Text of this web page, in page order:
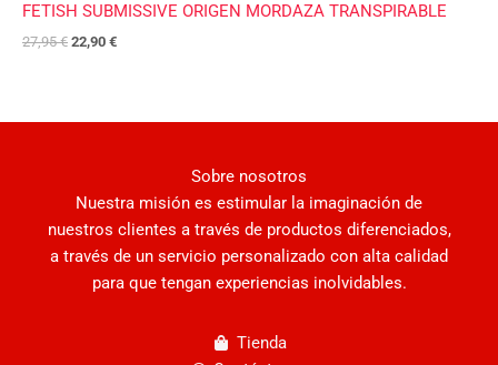
FETISH SUBMISSIVE ORIGEN MORDAZA TRANSPIRABLE
27,95€ 22,90 €
Sobre nosotros
Nuestra misión es estimular la imaginación de
nuestros clientes a través de productos diferenciados,
a través de un servicio personalizado con alta calidad
para que tengan experiencias inolvidables.
Tienda